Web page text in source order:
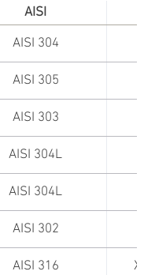
AISI
AISI 304
AISI 305
AISI 303
AISI 304L
AISI 304L
AISI 302
AISI 316